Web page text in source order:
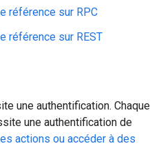
référence sur RPC
référence sur REST
une authentification. Chaque
une authentification de
actions ou accéder à des